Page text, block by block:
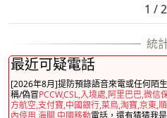
1 /
最近可疑電話
[2026年8月]提防預錄語音來電或任何陌
稱/偽冒PCCW,CSL,入境處,阿里巴巴,微
方航空,支付寶,中國銀行,菜鳥,淘寶,京東,
內停用,海關,中國移動電話，還有猜猜我